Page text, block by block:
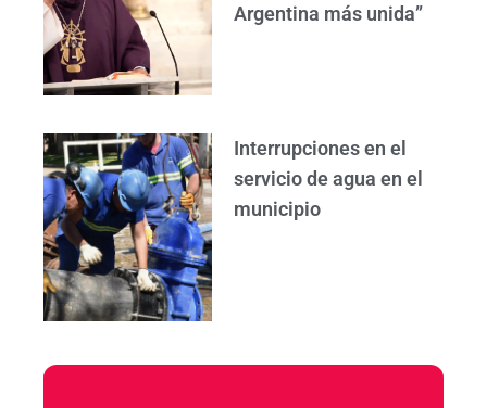
Argentina más unida”
Interrupciones en el
servicio de agua en el
municipio